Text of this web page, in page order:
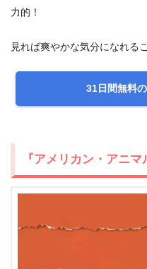
＼＼31日間無
今すぐ無料
力的！
見れば爽やかな気分になれる
31日間無料
『アメリカン・アニマ